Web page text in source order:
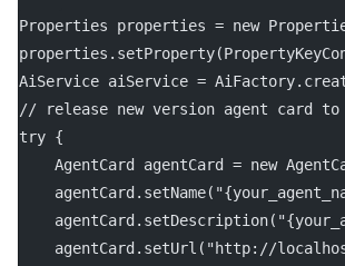
Properties properties = new
properties. setProperty
AiService aiService = AiFactory.
// release new version agent card
try {
    AgentCard agentCard
= new
    agentCard.
setName(
    agentCard.
setDescription(
    agentCard.
setUrl ( "http://